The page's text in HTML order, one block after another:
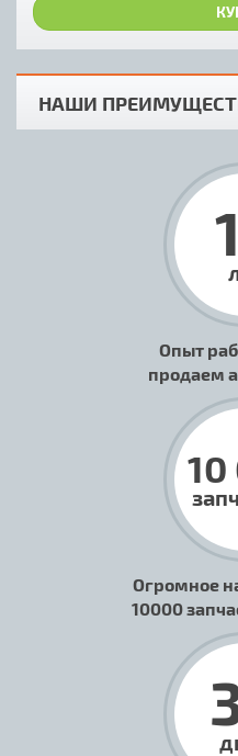
НАШИ
Опыт
продаем
Огромное
10000